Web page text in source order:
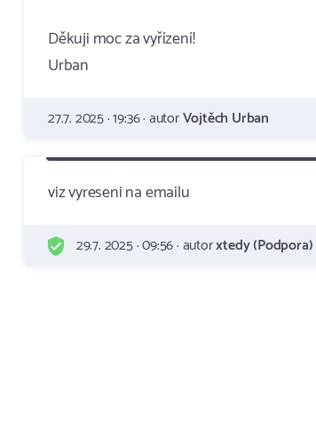
Děkuji moc za vyřízení!
Urban
27.7. 2025 · 19:36 · autorVojtěch Urban
viz vyreseni na emailu
29.7. 2025 · 09:56 · autorxtedy (Podpora)